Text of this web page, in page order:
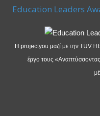
Education Leaders
Η projectyou μαζί με την TÜV
έργο τους